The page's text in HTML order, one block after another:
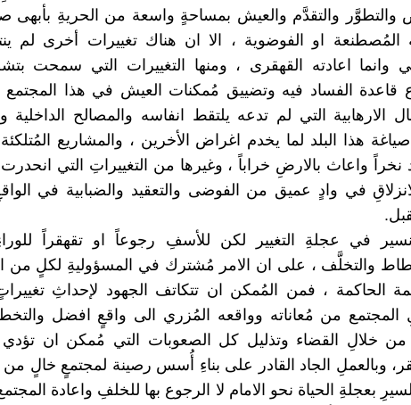
والتطوَّر والتقدَّم والعيش بمساحةٍ واسعة من الحريةِ بأبهى
المُصطنعة او الفوضوية ، الا ان هناك تغييرات أخرى لم
وانما اعادته القهقرى ، ومنها التغييرات التي سمحت
قاعدة الفساد فيه وتضييق مُمكنات العيش في هذا المجتمع
الارهابية التي لم تدعه يلتقط انفاسه والمصالح الداخلية
صياغة هذا البلد لما يخدم اغراض الأخرين ، والمشاريع
نخراً واعاث بالارضِ خراباً ، وغيرها من التغييراتِ التي انحدرت
في وادٍ عميق من الفوضى والتعقيد والضبابية في
في عجلةِ التغيير لكن للأسفِ رجوعاً او تقهقراً للوراءِ
والتخلَّف ، على ان الامر مُشترك في المسؤوليةِ لكلٍ من
الحاكمة ، فمن المُمكن ان تتكاتف الجهود لإحداثِ
المجتمع من مُعاناته وواقعه المُزري الى واقعٍ افضل
من خلالِ القضاء وتذليل كل الصعوبات التي مُمكن ان تؤدي
وبالعملِ الجاد القادر على بناءِ أُسس رصينة لمجتمعٍ خالٍ من
بعجلةِ الحياة نحو الامام لا الرجوع بها للخلفِ واعادة